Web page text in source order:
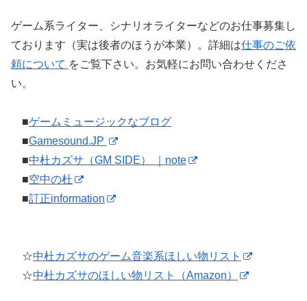
ゲーム系ライター、シナリオライターなどのお仕事募集し
ております（実は後者のほうが本業）。詳細は仕事のご依
頼について をご覧下さい。お気軽にお問い合わせくださ
い。
■ゲームミュージックなブログ
■Gamesound.JP
■中杜カズサ（GM SIDE） ｜note
■空中の杜
■訂正information
☆中杜カズサのゲーム音楽系ほしい物リスト
☆中杜カズサのほしい物リスト（Amazon）